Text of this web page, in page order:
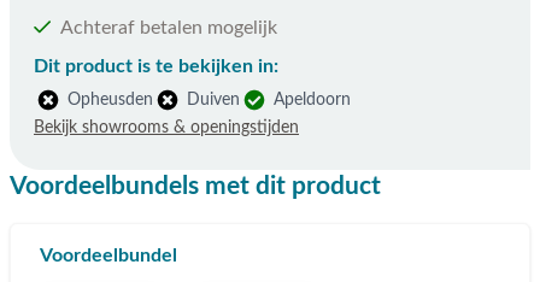
Achteraf betalen mogelijk
Dit product is te bekijken in:
Opheusden Duiven
Apeldoorn
Bekijk showrooms & openingstijden
Voordeelbundels met dit product
Voordeelbundel